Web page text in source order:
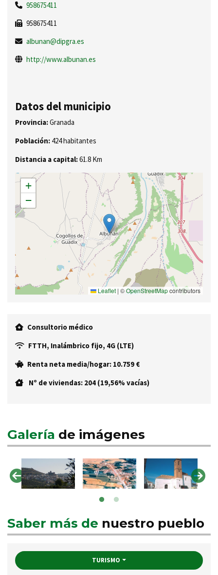
958675411
958675411
albunan@dipgra.es
http://www.albunan.es
Datos del municipio
Provincia:Granada
Población: 424 habitantes
Distancia a capital:61.8 Km
+
−
Leaflet | ©OpenStreetMapcontributors
Consultorio médico
FTTH, Inalámbrico fijo, 4G (LTE)
Renta neta media/hogar: 10.759 €
Nº de viviendas: 204 (19,56% vacías)
Galería de imágenes
Saber más de nuestro pueblo
TURISMO